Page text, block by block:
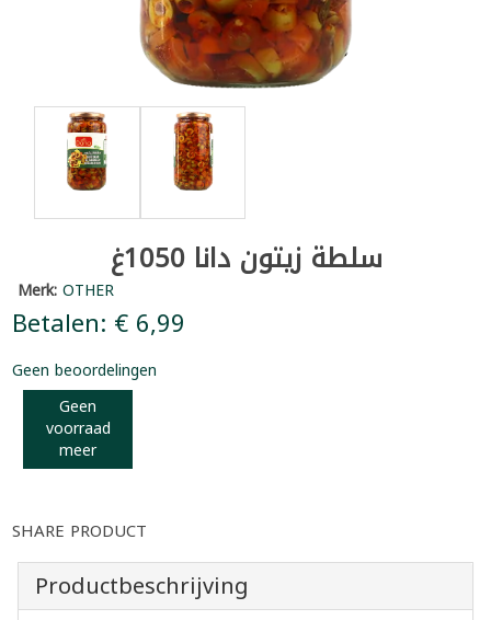
سلطة زيتون دانا 1050غ
Merk:OTHER
Betalen: € 6,99
Geen beoordelingen
Geen
voorraad
meer
SHARE PRODUCT
Productbeschrijving